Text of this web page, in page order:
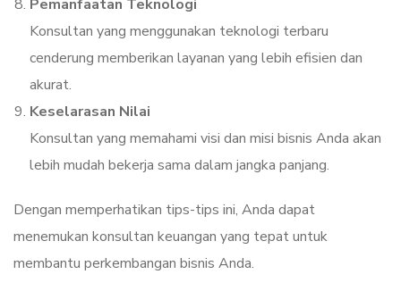
Pemanfaatan Teknologi
Konsultan yang menggunakan teknologi terbaru
cenderung memberikan layanan yang lebih efisien dan
akurat.
Keselarasan Nilai
Konsultan yang memahami visi dan misi bisnis Anda akan
lebih mudah bekerja sama dalam jangka panjang.
Dengan memperhatikan tips-tips ini, Anda dapat
menemukan konsultan keuangan yang tepat untuk
membantu perkembangan bisnis Anda.